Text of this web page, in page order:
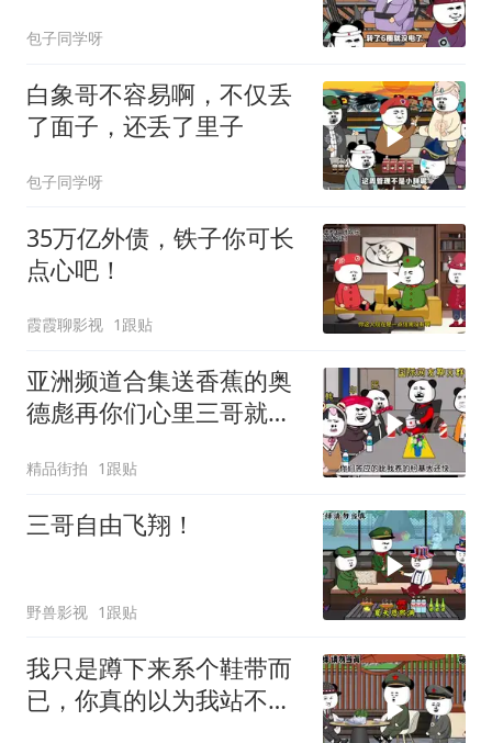
包子同学呀
白象哥不容易啊，不仅丢
了面子，还丢了里子
包子同学呀
35万亿外债，铁子你可长
点心吧！
霞霞聊影视 1跟贴
亚洲频道合集送香蕉的奥
德彪再你们心里三哥就是
精品街拍 1跟贴
三哥自由飞翔！
野兽影视 1跟贴
我只是蹲下来系个鞋带而
已，你真的以为我站不起